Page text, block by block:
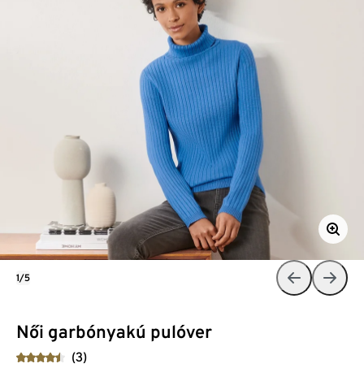
Női garbónyakú pulóver
(3)
1/5